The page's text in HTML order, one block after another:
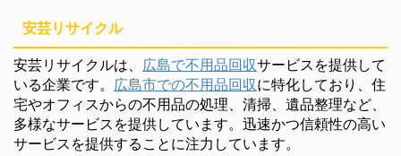
安芸リサイクル
安芸リサイクルは、 広島で不用品回収サービスを提供して
いる企業です。 広島市での不用品回収に特化しており、住
宅やオフィスからの不用品の処理、清掃、遺品整理など、
多様なサービスを提供しています。迅速かつ信頼性の高い
サービスを提供することに注力しています。